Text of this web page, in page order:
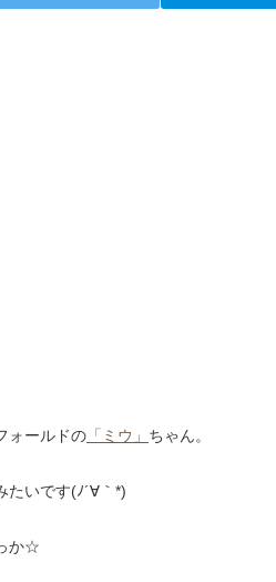
ォールドの 「ミウ」 ちゃん。
たいです(ﾉ´∀｀*)
か☆